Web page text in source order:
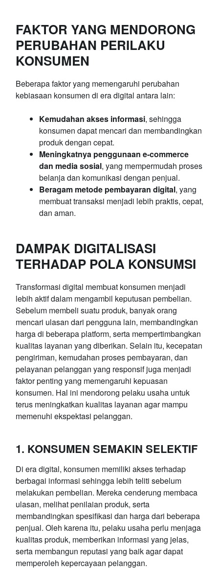
FAKTOR YANG MENDORONG
PERUBAHAN PERILAKU
KONSUMEN
Beberapa faktor yang memengaruhi perubahan
kebiasaan konsumen di era digital antara lain:
Kemudahan akses informasi, sehingga
konsumen dapat mencari dan membandingkan
produk dengan cepat.
Meningkatnya penggunaan e-commerce
dan media sosial, yang mempermudah proses
belanja dan komunikasi dengan penjual.
Beragam metode pembayaran digital, yang
membuat transaksi menjadi lebih praktis, cepat,
dan aman.
DAMPAK DIGITALISASI
TERHADAP POLA KONSUMSI
Transformasi digital membuat konsumen menjadi
lebih aktif dalam mengambil keputusan pembelian.
Sebelum membeli suatu produk, banyak orang
mencari ulasan dari pengguna lain, membandingkan
harga di beberapa platform, serta mempertimbangkan
kualitas layanan yang diberikan. Selain itu, kecepatan
pengiriman, kemudahan proses pembayaran, dan
pelayanan pelanggan yang responsif juga menjadi
faktor penting yang memengaruhi kepuasan
konsumen. Hal ini mendorong pelaku usaha untuk
terus meningkatkan kualitas layanan agar mampu
memenuhi ekspektasi pelanggan.
1. KONSUMEN SEMAKIN SELEKTIF
Di era digital, konsumen memiliki akses terhadap
berbagai informasi sehingga lebih teliti sebelum
melakukan pembelian. Mereka cenderung membaca
ulasan, melihat penilaian produk, serta
membandingkan spesifikasi dan harga dari beberapa
penjual. Oleh karena itu, pelaku usaha perlu menjaga
kualitas produk, memberikan informasi yang jelas,
serta membangun reputasi yang baik agar dapat
memperoleh kepercayaan pelanggan.